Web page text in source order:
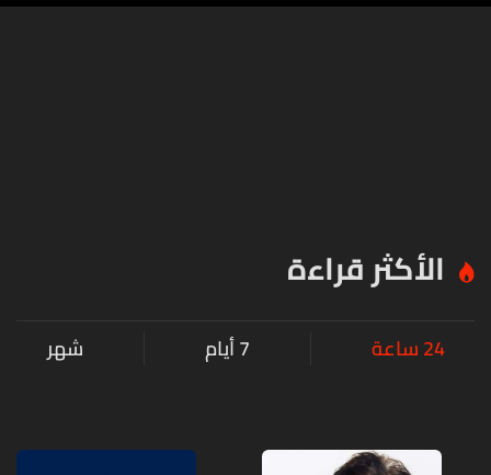
الأكثر قراءة
24 ساعة 7 أيام شهر